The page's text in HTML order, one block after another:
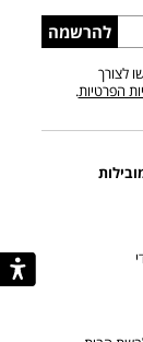
להרשמה
לצורך
הפרטיות.